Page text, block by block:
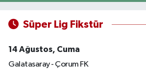
Süper Lig Fikstür
14 Ağustos, Cuma
Galatasaray - Çorum FK